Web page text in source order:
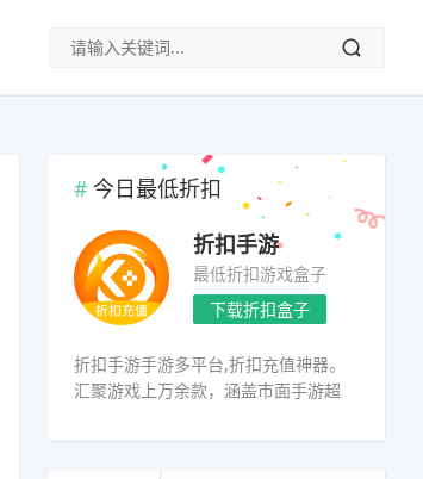
今日最低折扣
折扣手游
最低折扣游戏盒子
下载折扣盒子
折扣手游手游多平台,折扣充值神器。
汇聚游戏上万余款，涵盖市面手游超